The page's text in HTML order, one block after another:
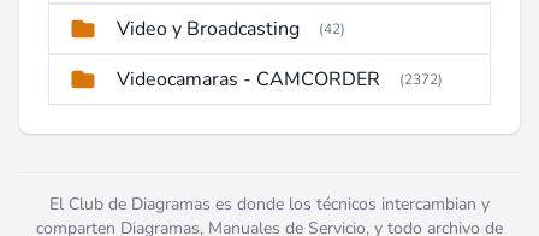
Video y Broadcasting (42)
Videocamaras - CAMCORDER (2372)
El Club de Diagramas es donde los técnicos intercambian y
comparten Diagramas, Manuales de Servicio, y todo archivo de